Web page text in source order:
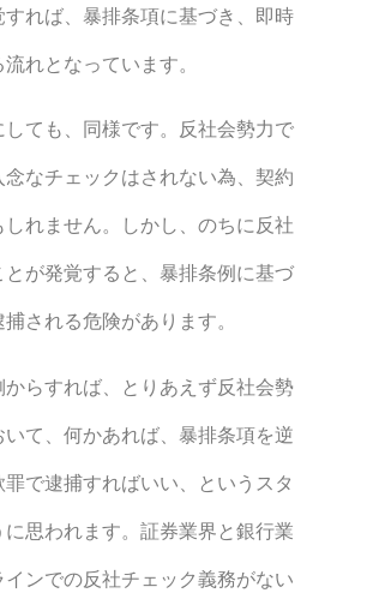
れば、暴排条項に基づき、即時
れとなっています。
ても、同様です。反社会勢力で
念なチェックはされない為、契約
れません。しかし、のちに反社
が発覚すると、暴排条例に基づ
される危険があります。
らすれば、とりあえず反社会勢
て、何かあれば、暴排条項を逆
で逮捕すればいい、というスタ
思われます。証券業界と銀行業
ンでの反社チェック義務がない